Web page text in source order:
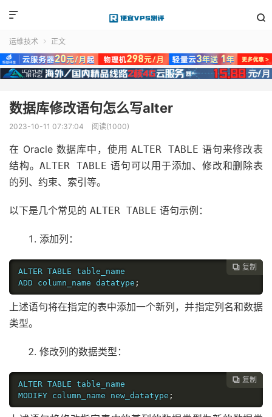


运维技术  正文
数据库修改语句怎么写alter
2023-10-11 07:37:04 阅读(1000)
在 Oracle 数据库中，使用ALTER TABLE 语句来修改表
结构。ALTER TABLE 语句可以用于添加、修改和删除表
的列、约束、索引等。
以下是几个常见的 ALTER TABLE 语句示例：
添加列：
 复制
ALTER TABLE table_name
ADD column_name datatype ;
上述语句将在指定的表中添加一个新列，并指定列名和数据
类型。
修改列的数据类型：
 复制
ALTER TABLE table_name
MODIFY column_name new_datatype ;